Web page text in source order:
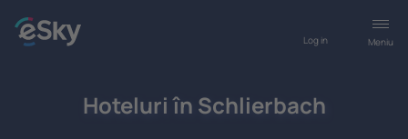
Meniu
Log in
Hoteluri în Schlierbach